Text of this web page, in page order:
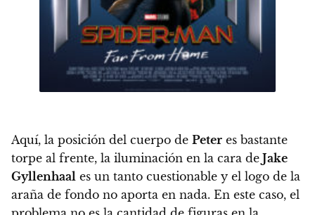
Aquí, la posición del cuerpo de Peter es bastante
torpe al frente, la iluminación en la cara de Jake
Gyllenhaal es un tanto cuestionable y el logo de la
araña de fondo no aporta en nada. En este caso, el